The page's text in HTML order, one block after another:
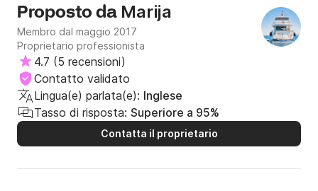
Proposto da Marija
Membro dal maggio 2017
Proprietario professionista
4.7 (5 recensioni)
Contatto validato
Lingua(e) parlata(e): Inglese
Tasso di risposta: Superiore a 95%
Contatta il proprietario